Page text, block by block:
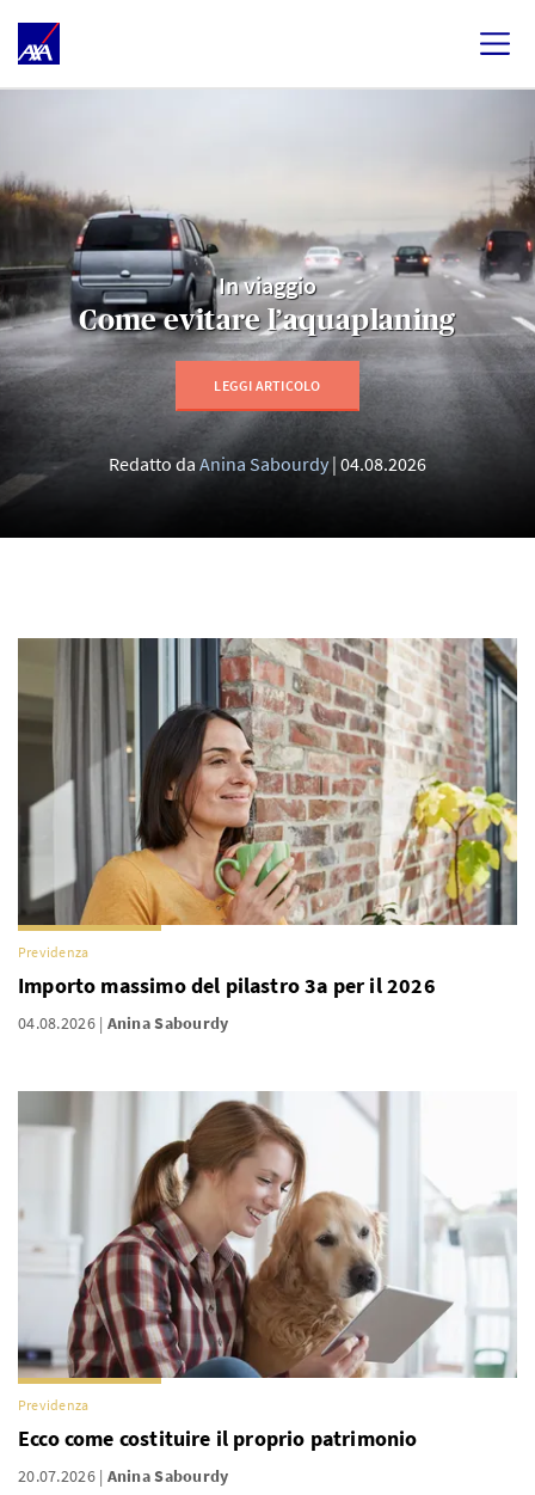
In viaggio
Come evitare l’aquaplaning
LEGGI ARTICOLO
Redatto daAnina Sabourdy 04.08.2026
Previdenza
Importo massimo del pilastro 3a per il 2026
04.08.2026 Anina Sabourdy
Previdenza
Ecco come costituire il proprio patrimonio
20.07.2026 Anina Sabourdy